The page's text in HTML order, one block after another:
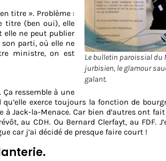
Le bulletin paroissial du
jurbisien, le glamour
galant.
titre ». Problème :
titre (ben oui), elle
elle ne peut publier
parti, où elle ne
ministre, on est
ressemble à une
exerce toujours la fonction de
Jack-la-Menace. Car bien d’autres ont
au CDH. Ou Bernard Clerfayt, au FDF.
car j’ai décidé de presque faire court !